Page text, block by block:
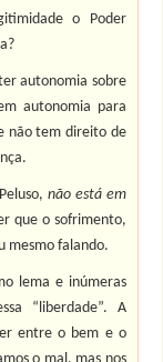
o Poder
autonomia sobre
autonomia para
não tem direito de
não está em
que o sofrimento,
mesmo falando.
lema e inúmeras
“liberdade”. A
entre o bem e o